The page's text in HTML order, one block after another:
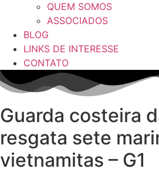
QUEM SOMOS
ASSOCIADOS
BLOG
LINKS DE INTERESSE
CONTATO
Guarda costeira
resgata sete
vietnamitas – G1